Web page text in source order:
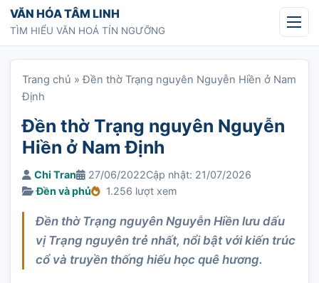
Chuyển tới nội dung
VĂN HÓA TÂM LINH
TÌM HIỂU VĂN HOÁ TÍN NGƯỠNG
Trang chủ »Đền thờ Trạng nguyên Nguyễn Hiền ở Nam
Định
Đền thờ Trạng nguyên Nguyễn
Hiền ở Nam Định
Chi Tran 27/06/2022Cập nhật: 21/07/2026
Đền và phủ
1.256 lượt xem
Đền thờ Trạng nguyên Nguyễn Hiền lưu dấu
vị Trạng nguyên trẻ nhất, nổi bật với kiến trúc
cổ và truyền thống hiếu học quê hương.